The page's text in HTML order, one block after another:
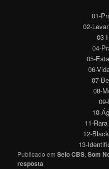
01-
02-
03-
04-
05-
06-
07-
08-
10-
11-
12-
13-
Publicado em Selo CBS,Som
resposta